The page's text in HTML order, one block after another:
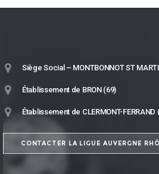
Siège Social – MONTBONNOT ST
Établissement de BRON (69)
Établissement de CLERMONT-FERRAND
CONTACTER LA LIGUE AUVERGNE